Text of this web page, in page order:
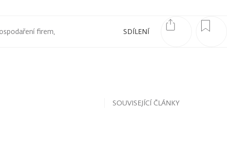
SDÍLENÍ
firem,
SOUVISEJÍCÍ ČLÁNKY